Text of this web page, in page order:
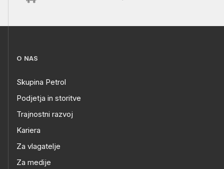
O NAS
Skupina Petrol
Podjetja in storitve
Trajnostni razvoj
Kariera
Za vlagatelje
Za medije